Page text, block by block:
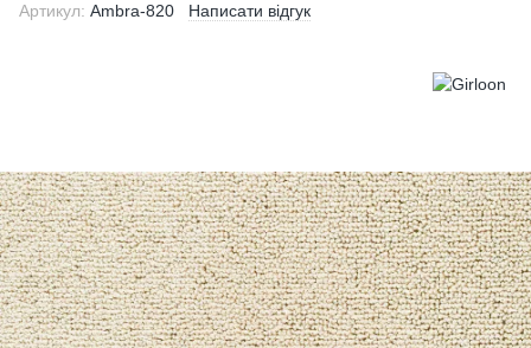
Артикул: Ambra-820 Написати відгук